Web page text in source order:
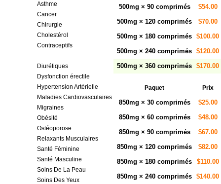
Asthme
Cancer
Chirurgie
Cholestérol
Contraceptifs
Diurétiques
Dysfonction érectile
Hypertension Artérielle
Maladies Cardiovasculaires
Migraines
Obésité
Ostéoporose
Relaxants Musculaires
Santé Féminine
Santé Masculine
Soins De La Peau
Soins Des Yeux
500mg × 90 comprimés
$54.00
500mg × 120 comprimés
$70.00
500mg × 180 comprimés $100.00
500mg × 240 comprimés $120.00
500mg × 360 comprimés $170.00
Paquet Prix
850mg × 30 comprimés
$25.00
850mg × 60 comprimés
$48.00
850mg × 90 comprimés
$67.00
850mg × 120 comprimés
$82.00
850mg × 180 comprimés
$110.00
850mg × 240 comprimés $140.00